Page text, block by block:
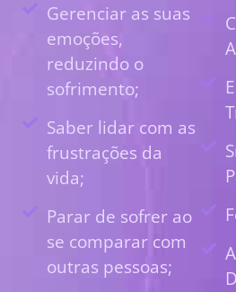
Gerenciar as suas
emoções,
reduzindo o
sofrimento;
Saber lidar com as
frustrações da
vida;
Parar de sofrer ao
se comparar com
outras pessoas;